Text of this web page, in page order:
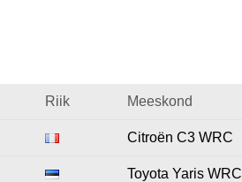
Riik Meeskond
Citroën C3 WRC
Toyota Yaris WRC